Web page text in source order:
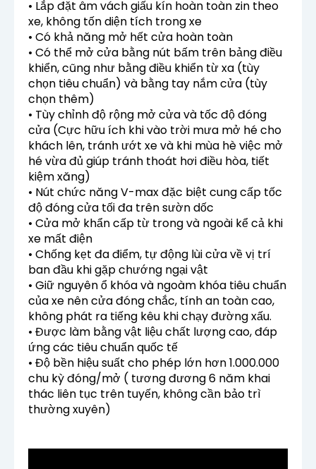
• Lắp đặt âm vách giấu kín hoàn toàn zin theo
xe, không tốn diện tích trong xe
• Có khả năng mở hết cửa hoàn toàn
• Có thể mở cửa bằng nút bấm trên bảng điều
khiển, cũng như bằng điều khiển từ xa (tùy
chọn tiêu chuẩn) và bằng tay nắm cửa (tùy
chọn thêm)
• Tùy chỉnh độ rộng mở cửa và tốc độ đóng
cửa (Cực hữu ích khi vào trời mưa mở hé cho
khách lên, tránh ướt xe và khi mùa hè việc mở
hé vừa đủ giúp tránh thoát hơi điều hòa, tiết
kiệm xăng)
• Nút chức năng V-max đặc biệt cung cấp tốc
độ đóng cửa tối đa trên sườn dốc
• Cửa mở khẩn cấp từ trong và ngoài kể cả khi
xe mất điện
• Chống kẹt đa điểm, tự động lùi cửa về vị trí
ban đầu khi gặp chướng ngại vật
• Giữ nguyên ổ khóa và ngoàm khóa tiêu chuẩn
của xe nên cửa đóng chắc, tính an toàn cao,
không phát ra tiếng kêu khi chạy đường xấu.
• Được làm bằng vật liệu chất lượng cao, đáp
ứng các tiêu chuẩn quốc tế
• Độ bền hiệu suất cho phép lớn hơn 1.000.000
chu kỳ đóng/mở ( tương đương 6 năm khai
thác liên tục trên tuyến, không cần bảo trì
thường xuyên)